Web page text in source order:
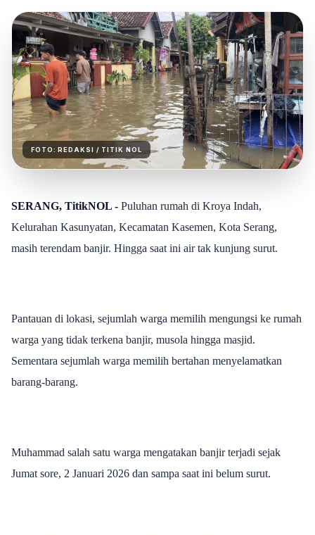
FOTO:REDAKSI / TITIK NOL
SERANG, TitikNOL - Puluhan rumah di Kroya Indah,
Kelurahan Kasunyatan, Kecamatan Kasemen, Kota Serang,
masih terendam banjir. Hingga saat ini air tak kunjung surut.
Pantauan di lokasi, sejumlah warga memilih mengungsi ke rumah
warga yang tidak terkena banjir, musola hingga masjid.
Sementara sejumlah warga memilih bertahan menyelamatkan
barang-barang.
Muhammad salah satu warga mengatakan banjir terjadi sejak
Jumat sore, 2 Januari 2026 dan sampa saat ini belum surut.